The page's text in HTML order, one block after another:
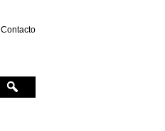
Contacto